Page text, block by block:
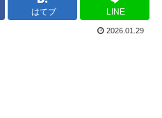
はてブ LINE
2026.01.29